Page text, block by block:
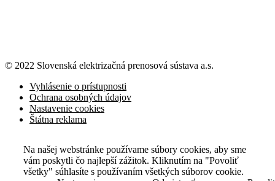
© 2022 Slovenská elektrizačná prenosová sústava a.s.
Vyhlásenie o prístupnosti
Ochrana osobných údajov
Nastavenie cookies
Štátna reklama
Na našej webstránke používame súbory cookies, aby sme
vám poskytli čo najlepší zážitok. Kliknutím na "Povoliť
všetky" súhlasíte s používaním všetkých súborov cookie.